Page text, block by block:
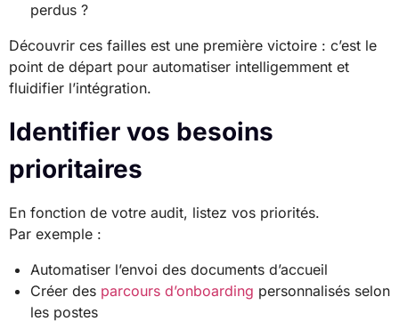
perdus ?
Découvrir ces failles est une première victoire : c’est le
point de départ pour automatiser intelligemment et
fluidifier l’intégration.
Identifier vos besoins
prioritaires
En fonction de votre audit, listez vos priorités.
Par exemple :
Automatiser l’envoi des documents d’accueil
Créer des parcours d’onboarding personnalisés selon
les postes